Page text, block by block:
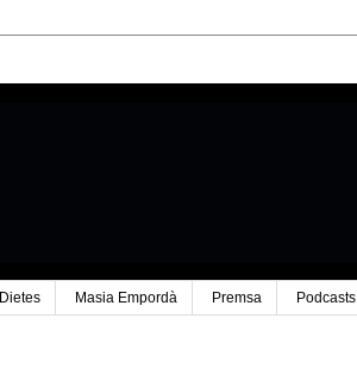
Dietes Masia Empordà Premsa Podcasts